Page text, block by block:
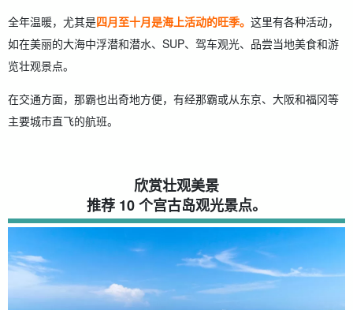
全年温暖，尤其是四月至十月是海上活动的旺季。 这里有各种活动，
如在美丽的大海中浮潜和潜水、SUP、驾车观光、品尝当地美食和游
览壮观景点。
在交通方面，那霸也出奇地方便，有经那霸或从东京、大阪和福冈等
主要城市直飞的航班。
欣赏壮观美景
推荐 10 个宫古岛观光景点。